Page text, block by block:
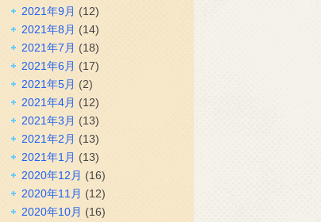
2021年9月 (12)
2021年8月 (14)
2021年7月 (18)
2021年6月 (17)
2021年5月 (2)
2021年4月 (12)
2021年3月 (13)
2021年2月 (13)
2021年1月 (13)
2020年12月 (16)
2020年11月 (12)
2020年10月 (16)